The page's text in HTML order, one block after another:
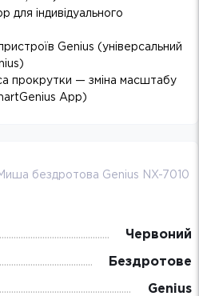
для індивідуального
Genius (універсальний
прокрутки — зміна масштабу
App)
Миша бездротова Genius NX-7010
Червоний
Бездротове
Genius